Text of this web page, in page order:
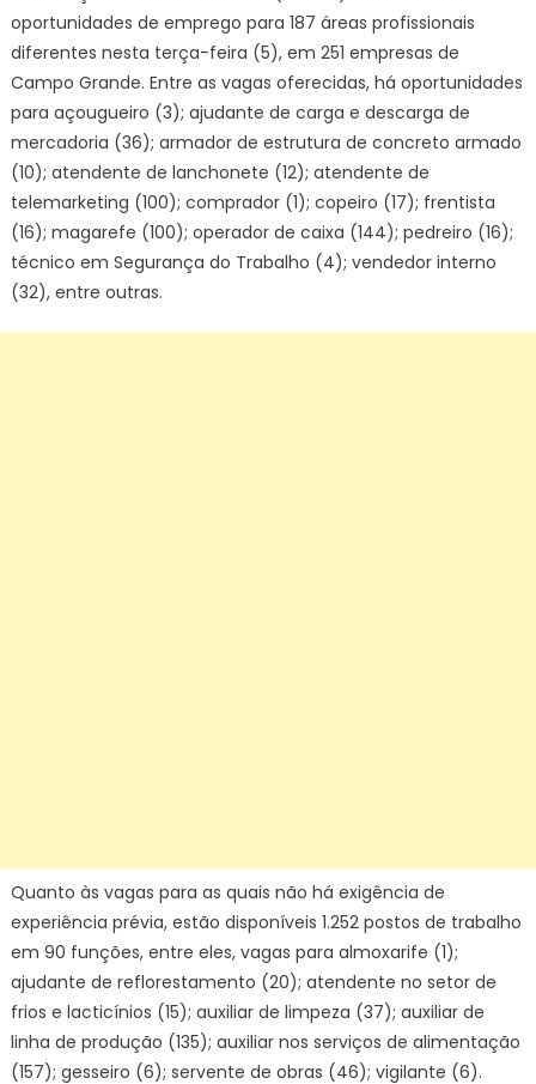
oportunidades de emprego para 187 áreas profissionais
diferentes nesta terça-feira (5), em 251 empresas de
Campo Grande. Entre as vagas oferecidas, há oportunidades
para açougueiro (3); ajudante de carga e descarga de
mercadoria (36); armador de estrutura de concreto armado
(10); atendente de lanchonete (12); atendente de
telemarketing (100); comprador (1); copeiro (17); frentista
(16); magarefe (100); operador de caixa (144); pedreiro (16);
técnico em Segurança do Trabalho (4); vendedor interno
(32), entre outras.
Quanto às vagas para as quais não há exigência de
experiência prévia, estão disponíveis 1.252 postos de trabalho
em 90 funções, entre eles, vagas para almoxarife (1);
ajudante de reflorestamento (20); atendente no setor de
frios e lacticínios (15); auxiliar de limpeza (37); auxiliar de
linha de produção (135); auxiliar nos serviços de alimentação
(157); gesseiro (6); servente de obras (46); vigilante (6).